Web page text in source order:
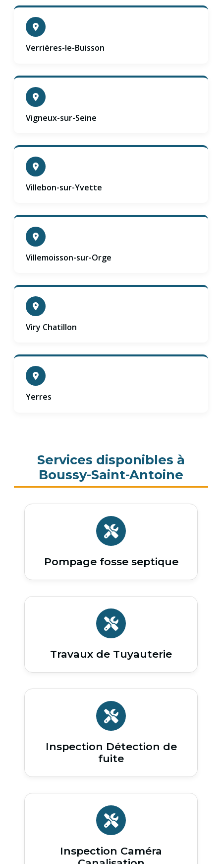
Verrières-le-Buisson
Vigneux-sur-Seine
Villebon-sur-Yvette
Villemoisson-sur-Orge
Viry Chatillon
Yerres
Services disponibles à
Boussy-Saint-Antoine
Pompage fosse septique
Travaux de Tuyauterie
Inspection Détection de
fuite
Inspection Caméra